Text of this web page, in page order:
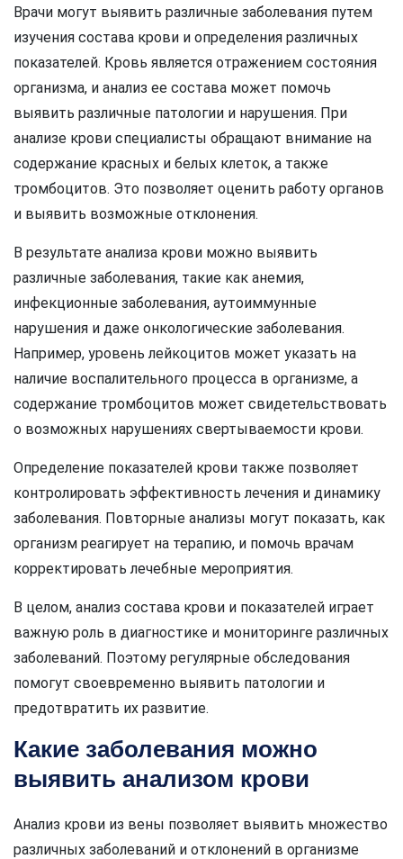
Врачи могут выявить различные заболевания путем
изучения состава крови и определения различных
показателей. Кровь является отражением состояния
организма, и анализ ее состава может помочь
выявить различные патологии и нарушения. При
анализе крови специалисты обращают внимание на
содержание красных и белых клеток, а также
тромбоцитов. Это позволяет оценить работу органов
и выявить возможные отклонения.
В результате анализа крови можно выявить
различные заболевания, такие как анемия,
инфекционные заболевания, аутоиммунные
нарушения и даже онкологические заболевания.
Например, уровень лейкоцитов может указать на
наличие воспалительного процесса в организме, а
содержание тромбоцитов может свидетельствовать
о возможных нарушениях свертываемости крови.
Определение показателей крови также позволяет
контролировать эффективность лечения и динамику
заболевания. Повторные анализы могут показать, как
организм реагирует на терапию, и помочь врачам
корректировать лечебные мероприятия.
В целом, анализ состава крови и показателей играет
важную роль в диагностике и мониторинге различных
заболеваний. Поэтому регулярные обследования
помогут своевременно выявить патологии и
предотвратить их развитие.
Какие заболевания можно
выявить анализом крови
Анализ крови из вены позволяет выявить множество
различных заболеваний и отклонений в организме